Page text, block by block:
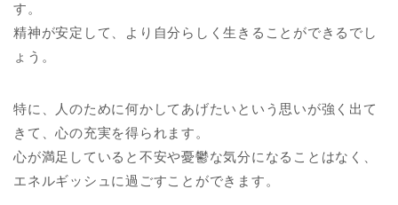
す。
精神が安定して、より自分らしく生きることができるでし
ょう。
特に、人のために何かしてあげたいという思いが強く出て
きて、心の充実を得られます。
心が満足していると不安や憂鬱な気分になることはなく、
エネルギッシュに過ごすことができます。